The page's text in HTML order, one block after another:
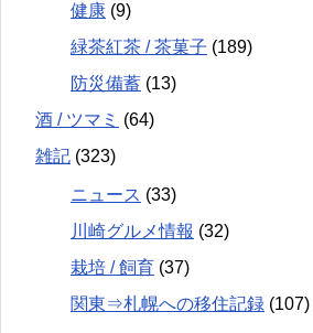
健康 (9)
緑茶紅茶 / 茶菓子 (189)
防災備蓄 (13)
酒 / ツマミ (64)
雑記 (323)
ニュース (33)
川崎グルメ情報 (32)
栽培 / 飼育 (37)
関東⇒札幌への移住記録 (107)